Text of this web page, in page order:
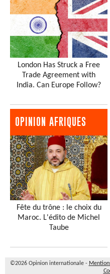
London Has Struck a Free
Trade Agreement with
India. Can Europe Follow?
OPINION AFRIQUES
Fête du trône : le choix du
Maroc. L'édito de Michel
Taube
©2026 Opinion internationale -